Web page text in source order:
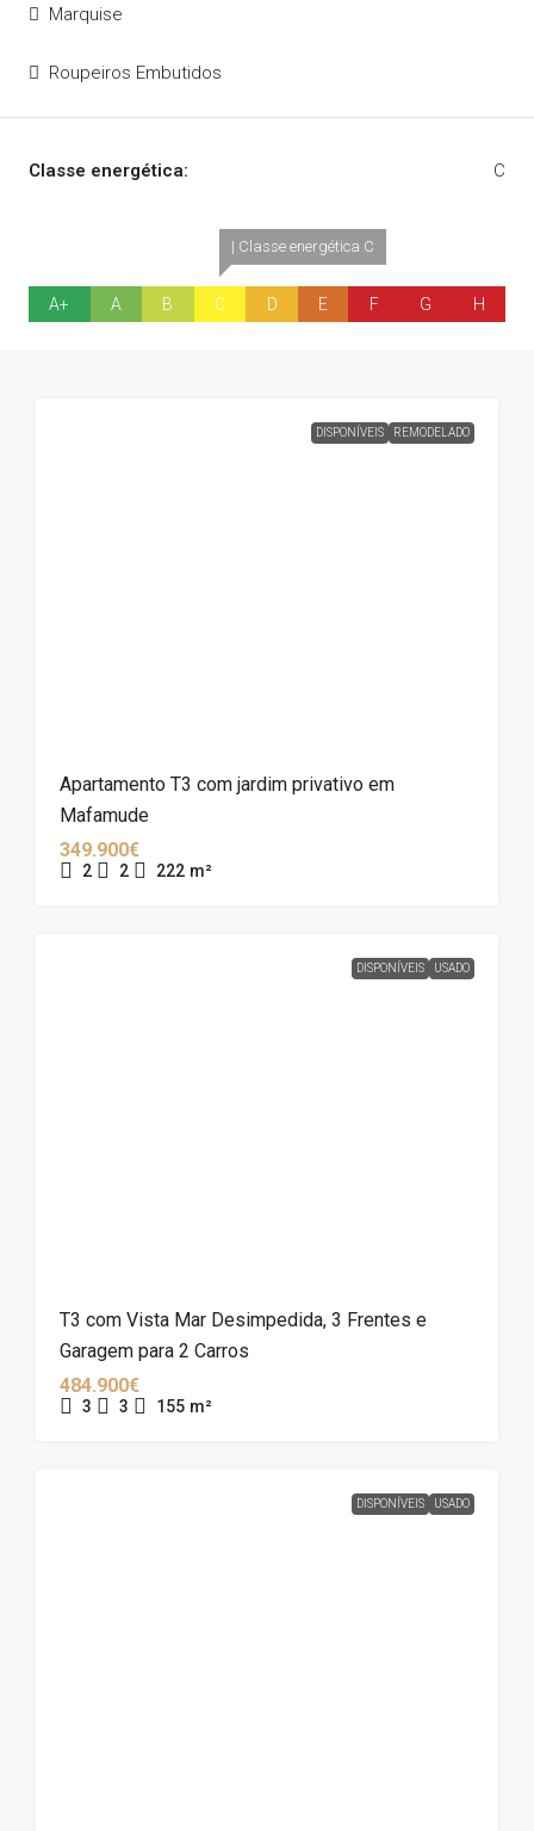
Marquise
Roupeiros Embutidos
Classe energética: C
A+ A B
| Classe energética C
C D E F G H
DISPONÍVEIS REMODELADO
Apartamento T3 com jardim privativo em
Mafamude
349.900€
2 2 222 m²
DISPONÍVEIS USADO
T3 com Vista Mar Desimpedida, 3 Frentes e
Garagem para 2 Carros
484.900€
3 3 155 m²
DISPONÍVEIS USADO